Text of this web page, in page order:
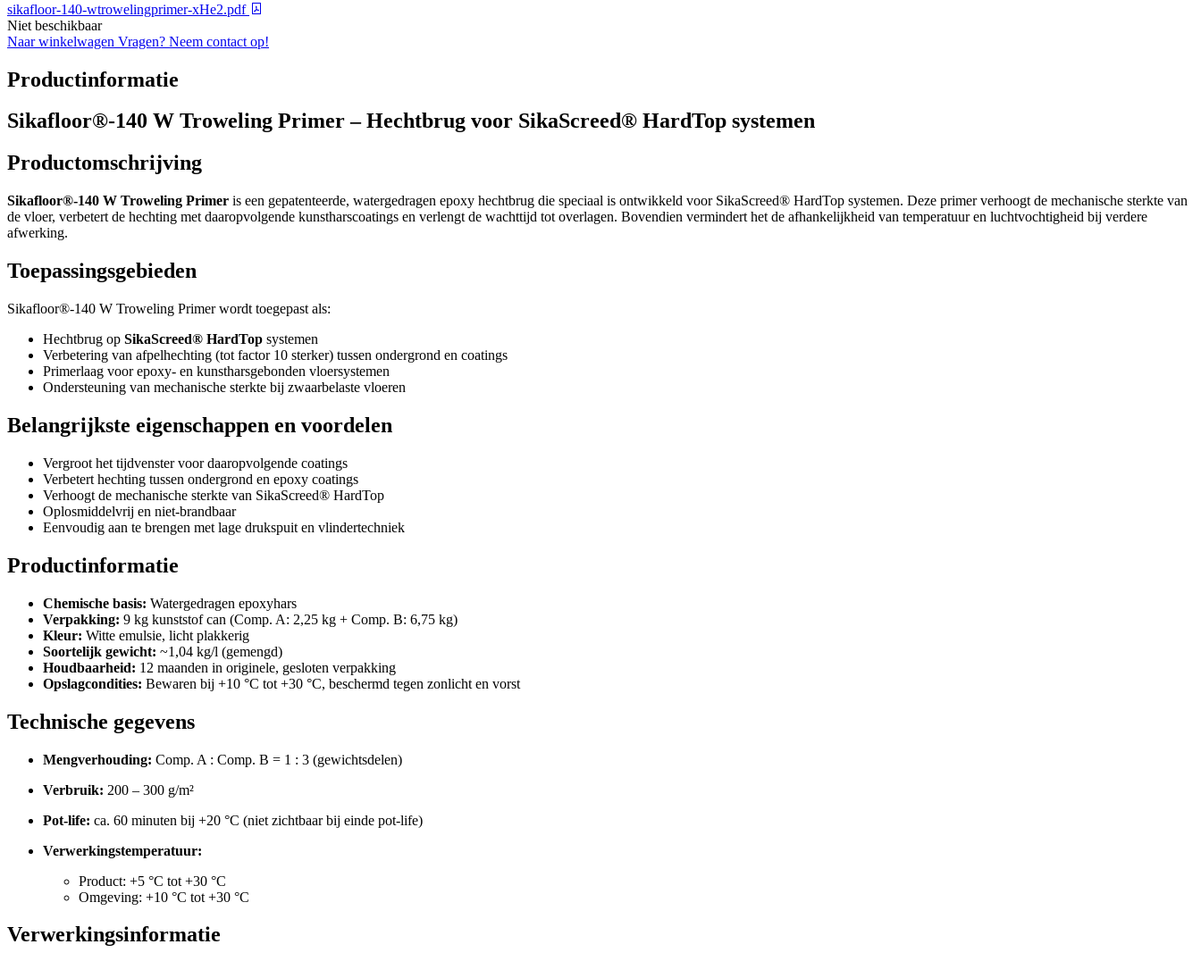
sikafloor-140-wtrowelingprimer-xHe2.pdf
Niet beschikbaar
Naar winkelwagen Vragen? Neem contact op!
Productinformatie
Sikafloor®-140 W Troweling Primer – Hechtbrug voor SikaScreed® HardTop systemen
Productomschrijving
Sikafloor®-140 W Troweling Primer is een gepatenteerde, watergedragen epoxy hechtbrug die speciaal is ontwikkeld voor SikaScreed® HardTop systemen. Deze primer verhoogt de mechanische sterkte van
de vloer, verbetert de hechting met daaropvolgende kunstharscoatings en verlengt de wachttijd tot overlagen. Bovendien vermindert het de afhankelijkheid van temperatuur en luchtvochtigheid bij verdere
afwerking.
Toepassingsgebieden
Sikafloor®-140 W Troweling Primer wordt toegepast als:
Hechtbrug op SikaScreed® HardTop systemen
Verbetering van afpelhechting (tot factor 10 sterker) tussen ondergrond en coatings
Primerlaag voor epoxy- en kunstharsgebonden vloersystemen
Ondersteuning van mechanische sterkte bij zwaarbelaste vloeren
Belangrijkste eigenschappen en voordelen
Vergroot het tijdvenster voor daaropvolgende coatings
Verbetert hechting tussen ondergrond en epoxy coatings
Verhoogt de mechanische sterkte van SikaScreed® HardTop
Oplosmiddelvrij en niet-brandbaar
Eenvoudig aan te brengen met lage drukspuit en vlindertechniek
Productinformatie
Chemische basis: Watergedragen epoxyhars
Verpakking: 9 kg kunststof can (Comp. A: 2,25 kg + Comp. B: 6,75 kg)
Kleur: Witte emulsie, licht plakkerig
Soortelijk gewicht: ~1,04 kg/l (gemengd)
Houdbaarheid: 12 maanden in originele, gesloten verpakking
Opslagcondities: Bewaren bij +10 °C tot +30 °C, beschermd tegen zonlicht en vorst
Technische gegevens
Mengverhouding: Comp. A : Comp. B = 1 : 3 (gewichtsdelen)
Verbruik: 200 – 300 g/m²
Pot-life: ca. 60 minuten bij +20 °C (niet zichtbaar bij einde pot-life)
Verwerkingstemperatuur:
Product: +5 °C tot +30 °C
Omgeving: +10 °C tot +30 °C
Verwerkingsinformatie